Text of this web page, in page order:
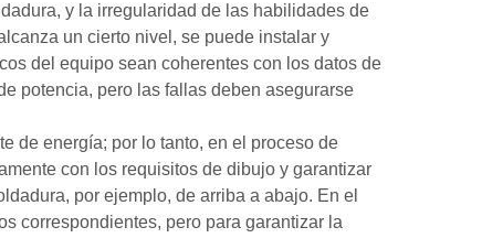
y la irregularidad de las habilidades de
un cierto nivel, se puede instalar y
del equipo sean coherentes con los datos de
potencia, pero las fallas deben asegurarse
de energía; por lo tanto, en el proceso de
con los requisitos de dibujo y garantizar
por ejemplo, de arriba a abajo. En el
correspondientes, pero para garantizar la